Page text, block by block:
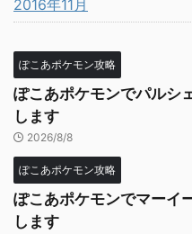
2016年11月
ぽこあポケモン攻略
ぽこあポケモンでパルシ
します
2026/8/8
ぽこあポケモン攻略
ぽこあポケモンでマーイ
します